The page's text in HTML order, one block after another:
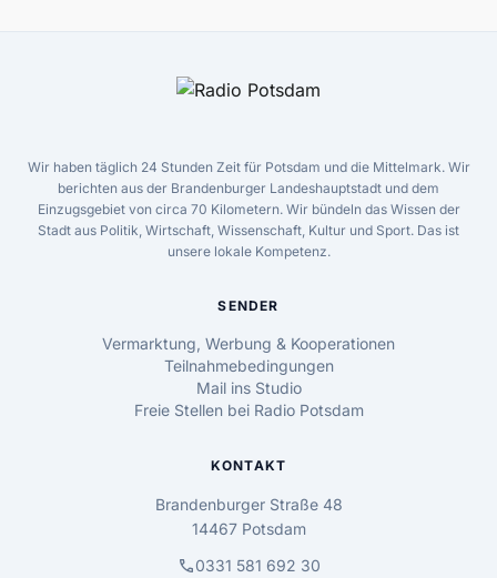
Wir haben täglich 24 Stunden Zeit für Potsdam und die Mittelmark. Wir
berichten aus der Brandenburger Landeshauptstadt und dem
Einzugsgebiet von circa 70 Kilometern. Wir bündeln das Wissen der
Stadt aus Politik, Wirtschaft, Wissenschaft, Kultur und Sport. Das ist
unsere lokale Kompetenz.
SENDER
Vermarktung, Werbung & Kooperationen
Teilnahmebedingungen
Mail ins Studio
Freie Stellen bei Radio Potsdam
KONTAKT
Brandenburger Straße 48
14467 Potsdam
call0331 581 692 30